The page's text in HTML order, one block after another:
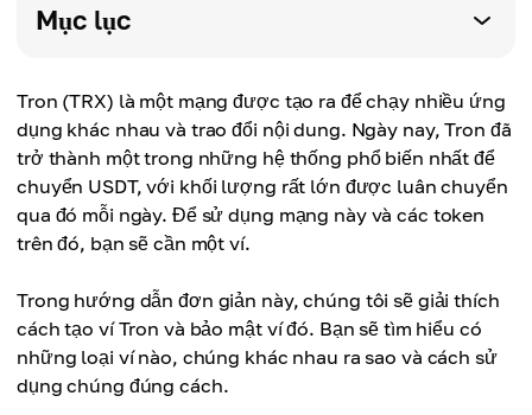
Mục lục
Tron (TRX) là một mạng được tạo ra để chạy nhiều ứng
dụng khác nhau và trao đổi nội dung. Ngày nay, Tron đã
trở thành một trong những hệ thống phổ biến nhất để
chuyển USDT, với khối lượng rất lớn được luân chuyển
qua đó mỗi ngày. Để sử dụng mạng này và các token
trên đó, bạn sẽ cần một ví.
Trong hướng dẫn đơn giản này, chúng tôi sẽ giải thích
cách tạo ví Tron và bảo mật ví đó. Bạn sẽ tìm hiểu có
những loại ví nào, chúng khác nhau ra sao và cách sử
dụng chúng đúng cách.